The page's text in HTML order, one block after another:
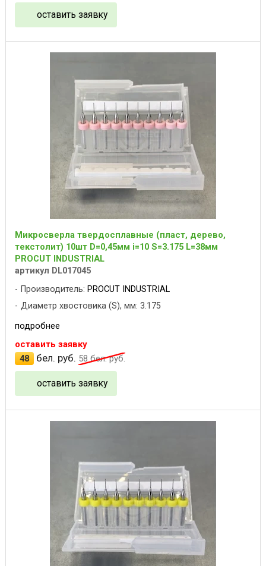
оставить заявку
Микросверла твердосплавные (пласт, дерево,
текстолит) 10шт D=0,45мм i=10 S=3.175 L=38мм
PROCUT INDUSTRIAL
артикул DL017045
Производитель: PROCUT INDUSTRIAL
Диаметр хвостовика (S), мм: 3.175
подробнее
оставить заявку
48
бел. руб. 58бел. руб.
оставить заявку